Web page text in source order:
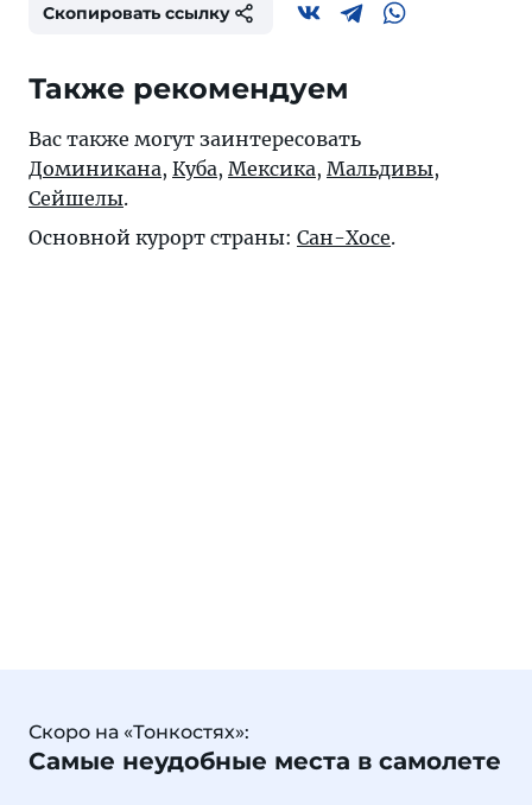
Скопировать ссылку
Также рекомендуем
Вас также могут заинтересовать
Доминикана, Куба, Мексика, Мальдивы,
Сейшелы.
Основной курорт страны: Сан-Хосе.
Скоро на «Тонкостях»:
Самые неудобные места в самолете